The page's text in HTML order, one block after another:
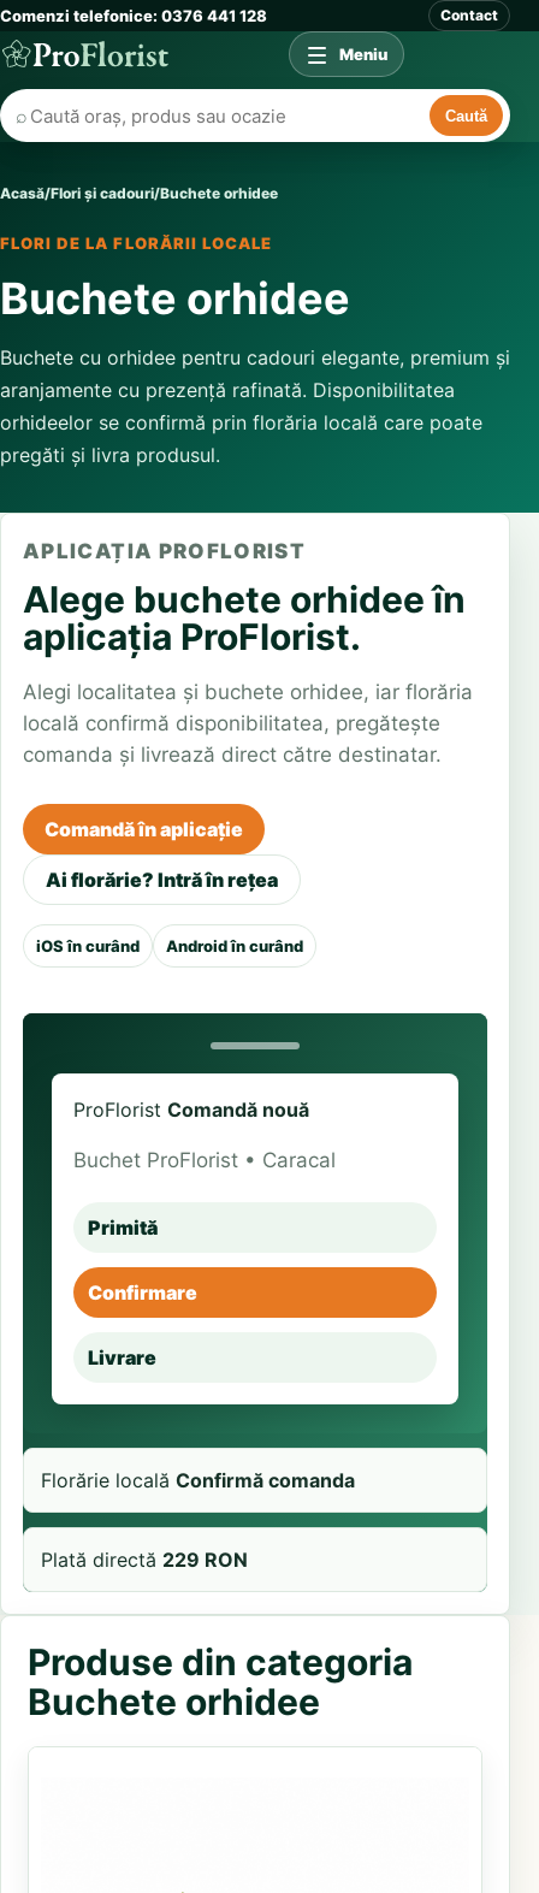
Comenzi telefonice: 0376 441 128 Contact
⌕ Caută
Meniu
Acasă/Flori și cadouri/Buchete orhidee
FLORI DE LA FLORĂRII LOCALE
Buchete orhidee
Buchete cu orhidee pentru cadouri elegante, premium și
aranjamente cu prezență rafinată. Disponibilitatea
orhideelor se confirmă prin florăria locală care poate
pregăti și livra produsul.
APLICAȚIA PROFLORIST
Alege buchete orhidee în
aplicația ProFlorist.
Alegi localitatea și buchete orhidee, iar florăria
locală confirmă disponibilitatea, pregătește
comanda și livrează direct către destinatar.
Comandă în aplicație
Ai florărie? Intră în rețea
iOS în curând Android în curând
ProFlorist Comandă nouă
Buchet ProFlorist • Caracal
Primită
Confirmare
Livrare
Florărie locală Confirmă comanda
Plată directă 229 RON
Produse din categoria
Buchete orhidee